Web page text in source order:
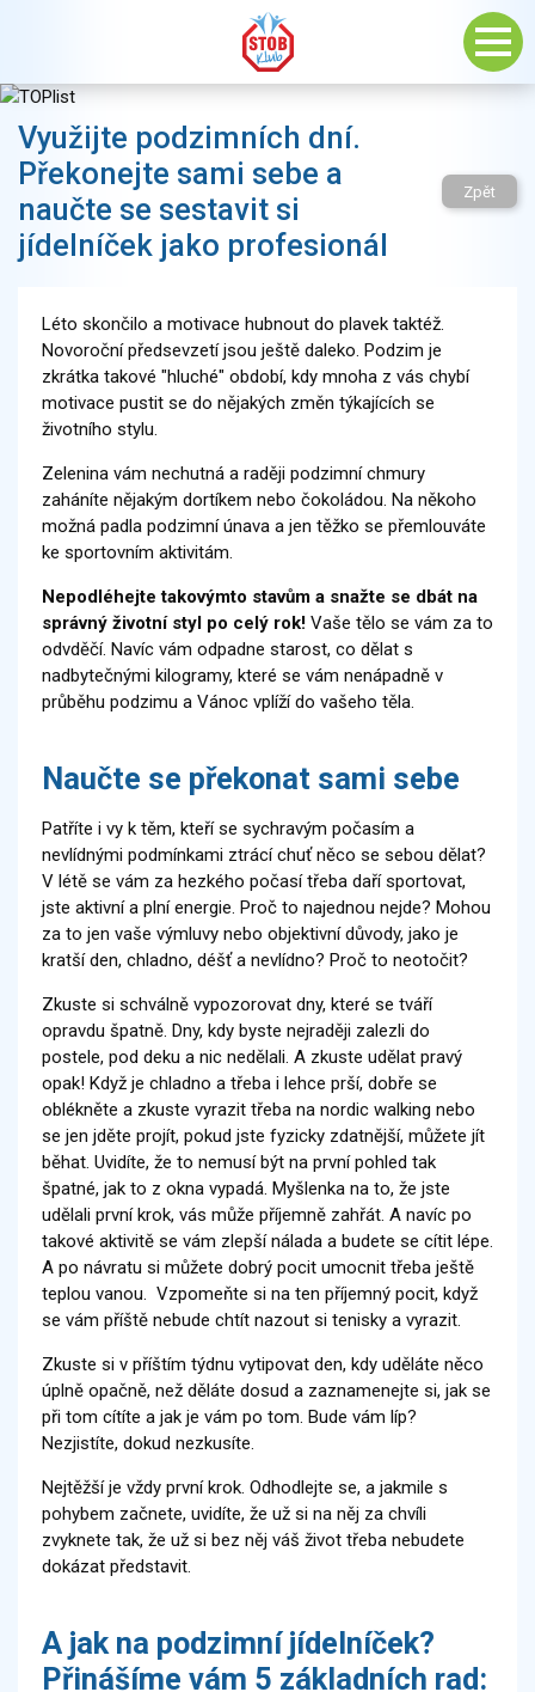
Využijte podzimních dní.
Překonejte sami sebe a
naučte se sestavit si
jídelníček jako profesionál
Zpět
Léto skončilo a motivace hubnout do plavek taktéž.
Novoroční předsevzetí jsou ještě daleko. Podzim je
zkrátka takové "hluché" období, kdy mnoha z vás chybí
motivace pustit se do nějakých změn týkajících se
životního stylu.
Zelenina vám nechutná a raději podzimní chmury
zaháníte nějakým dortíkem nebo čokoládou. Na někoho
možná padla podzimní únava a jen těžko se přemlouváte
ke sportovním aktivitám.
Nepodléhejte takovýmto stavům a snažte se dbát na
správný životní styl po celý rok! Vaše tělo se vám za to
odvděčí. Navíc vám odpadne starost, co dělat s
nadbytečnými kilogramy, které se vám nenápadně v
průběhu podzimu a Vánoc vplíží do vašeho těla.
Naučte se překonat sami sebe
Patříte i vy k těm, kteří se sychravým počasím a
nevlídnými podmínkami ztrácí chuť něco se sebou dělat?
V létě se vám za hezkého počasí třeba daří sportovat,
jste aktivní a plní energie. Proč to najednou nejde? Mohou
za to jen vaše výmluvy nebo objektivní důvody, jako je
kratší den, chladno, déšť a nevlídno? Proč to neotočit?
Zkuste si schválně vypozorovat dny, které se tváří
opravdu špatně. Dny, kdy byste nejraději zalezli do
postele, pod deku a nic nedělali. A zkuste udělat pravý
opak! Když je chladno a třeba i lehce prší, dobře se
oblékněte a zkuste vyrazit třeba na nordic walking nebo
se jen jděte projít, pokud jste fyzicky zdatnější, můžete jít
běhat. Uvidíte, že to nemusí být na první pohled tak
špatné, jak to z okna vypadá. Myšlenka na to, že jste
udělali první krok, vás může příjemně zahřát. A navíc po
takové aktivitě se vám zlepší nálada a budete se cítit lépe.
A po návratu si můžete dobrý pocit umocnit třeba ještě
teplou vanou. Vzpomeňte si na ten příjemný pocit, když
se vám příště nebude chtít nazout si tenisky a vyrazit.
Zkuste si v příštím týdnu vytipovat den, kdy uděláte něco
úplně opačně, než děláte dosud a zaznamenejte si, jak se
při tom cítíte a jak je vám po tom. Bude vám líp?
Nezjistíte, dokud nezkusíte.
Nejtěžší je vždy první krok. Odhodlejte se, a jakmile s
pohybem začnete, uvidíte, že už si na něj za chvíli
zvyknete tak, že už si bez něj váš život třeba nebudete
dokázat představit.
A jak na podzimní jídelníček?
Přinášíme vám 5 základních rad: